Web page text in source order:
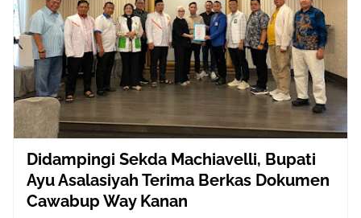
Didampingi Sekda Machiavelli, Bupati
Ayu Asalasiyah Terima Berkas Dokumen
Cawabup Way Kanan